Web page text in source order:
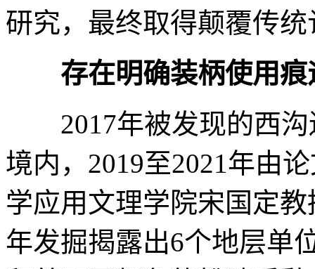
研究，最终取得颠覆传
存在明确装柄使用痕
2017年被发现的西沟
境内，2019至2021年由
学应用文理学院宋国定
年发掘揭露出6个地层单